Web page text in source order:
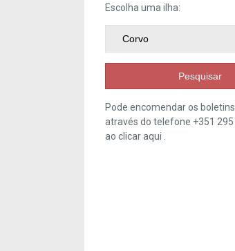
Escolha uma ilha:
Pesquisar
Pode encomendar os
através do telefone +351 295
ao clicaraqui